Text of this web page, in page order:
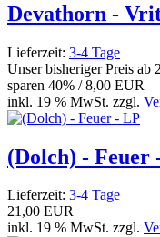
Devathorn -
Lieferzeit: 3-4 Tage
Unser bisheriger Preis ab
sparen 40% / 8,00 EUR
inkl. 19 % MwSt. zzgl.
(Dolch) - Feuer
Lieferzeit: 3-4 Tage
21,00 EUR
inkl. 19 % MwSt. zzgl.